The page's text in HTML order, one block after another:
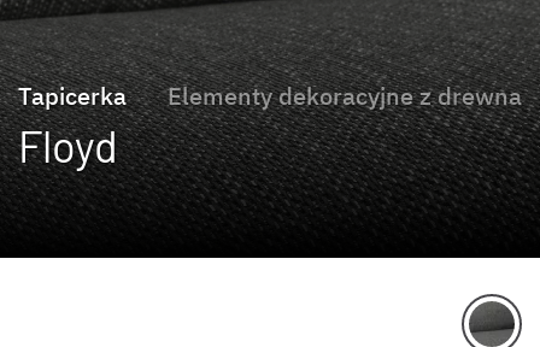
Floyd
Tapicerka Elementy dekoracyjne z drewna